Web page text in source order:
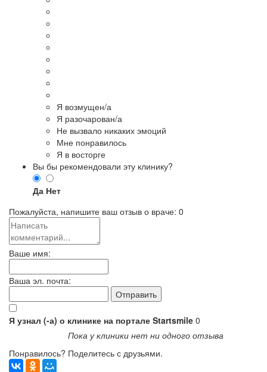
Я возмущен/а
Я разочарован/а
Не вызвало никаких эмоций
Мне понравилось
Я в восторге
Вы бы рекомендовали эту клинику?
Да Нет
Пожалуйста, напишите ваш отзыв о враче: 0
Ваше имя:
Ваша эл. почта:
Я узнал (-а) о клинике на портале Startsmile 0
Пока у клиники нет ни одного отзыва
Понравилось? Поделитесь с друзьями.